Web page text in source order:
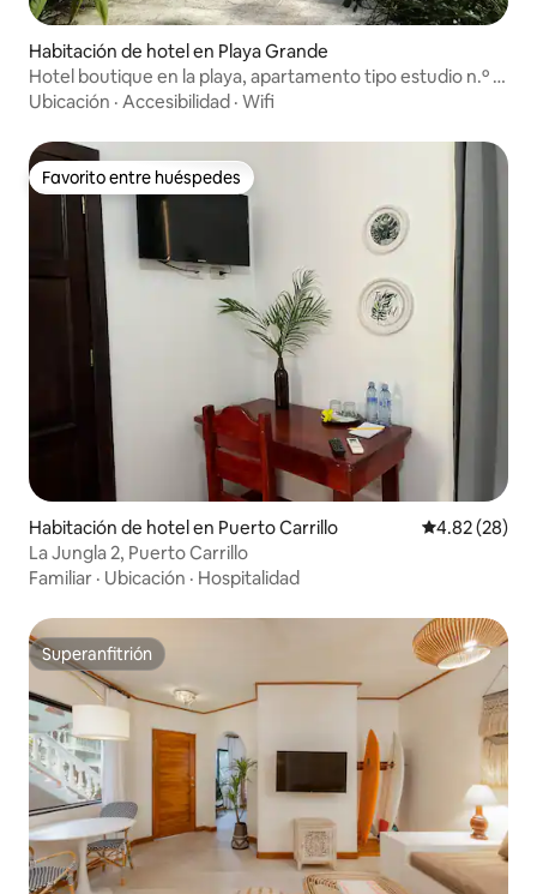
Habitación de hotel en Playa Grande
Hotel boutique en la playa, apartamento tipo estudio n.º 4
con piscina
Ubicación · Accesibilidad · Wifi
Favorito entre huéspedes
Favorito entre huéspedes
Habitación de hotel en Puerto Carrillo Calificación
4.82 (28)
La Jungla 2, Puerto Carrillo
Familiar · Ubicación · Hospitalidad
Superanfitrión
Superanfitrión